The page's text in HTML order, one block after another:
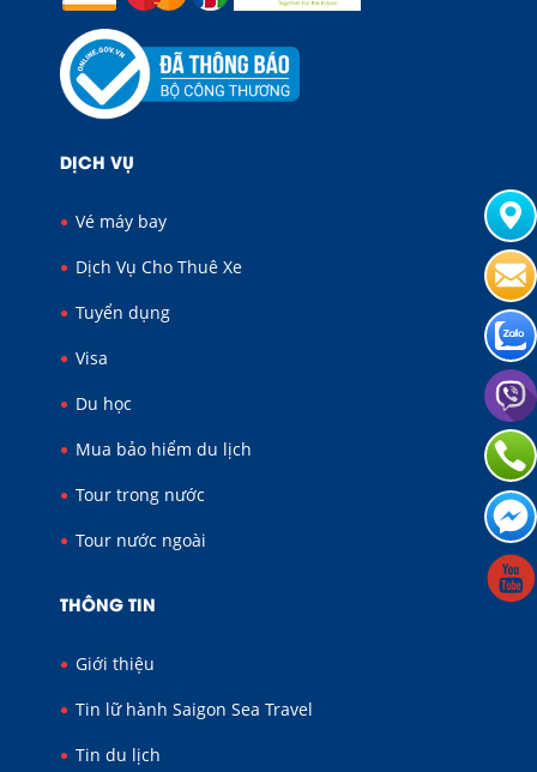
DỊCH VỤ
Vé máy bay
Dịch Vụ Cho Thuê Xe
Tuyển dụng
Visa
Du học
Mua bảo hiểm du lịch
Tour trong nước
Tour nước ngoài
THÔNG TIN
Giới thiệu
Tin lữ hành Saigon Sea Travel
Tin du lịch